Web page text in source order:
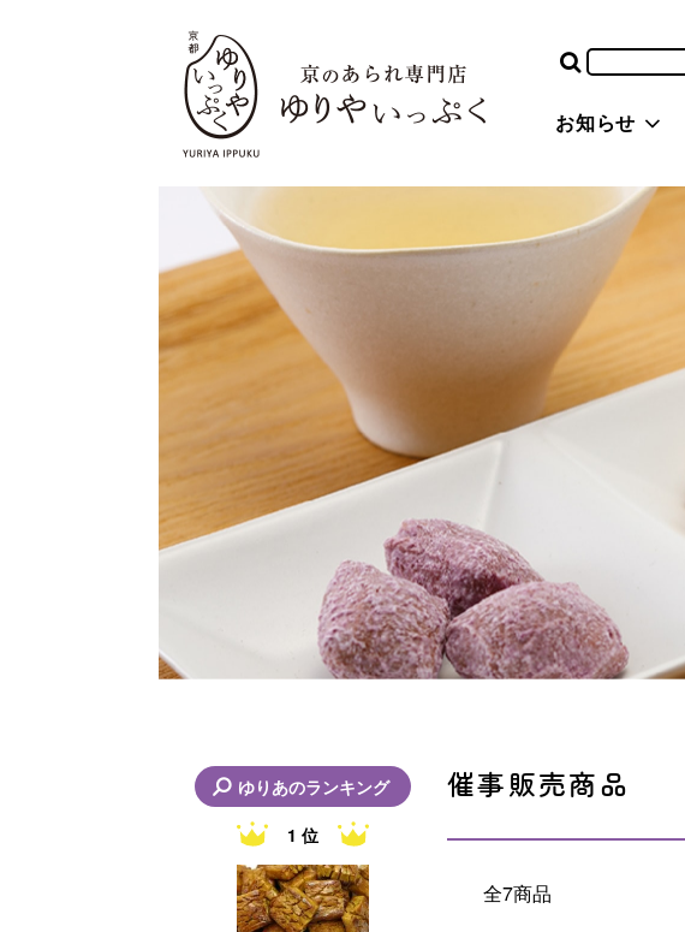
お知らせ
催事販売商品
全7商品
ゆりあのランキング
1 位